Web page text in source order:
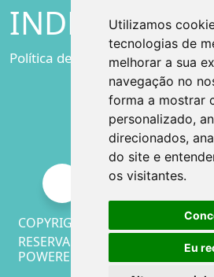
Utilizamos
tecnologias de
melhorar a sua
navegação no
forma a mostrar
personalizado,
direcionados,
do site e
os visitantes.
Eu
INDEST
Política de privacidade
COPYRIGHT © 2023 INDEST.
RESERVADOS
POWERED BY TRIGENIUS